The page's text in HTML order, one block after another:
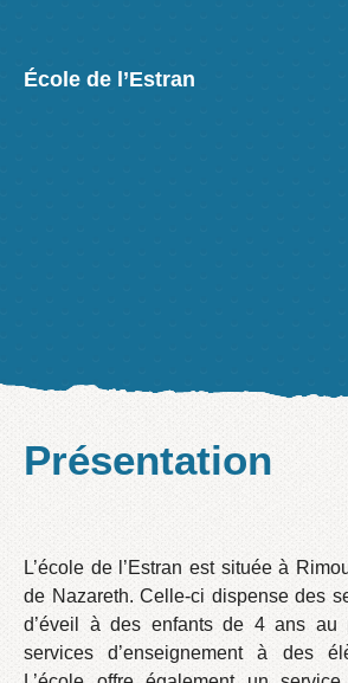
École de l’Estran
Présentation
L’école de l’Estran est située à
de Nazareth. Celle-ci dispense des
d’éveil à des enfants de 4 ans au
services d’enseignement à des